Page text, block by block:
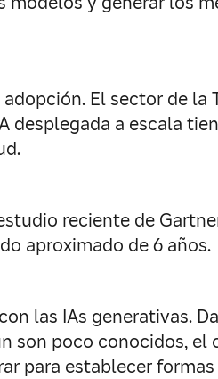
El sector de la
desplegada a escala
reciente de
aproximado de 6 años.
las IAs generativas.
son poco conocidos, el
para establecer